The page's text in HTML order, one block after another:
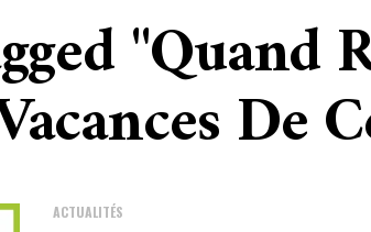
"Quand
De
ACTUALITÉS